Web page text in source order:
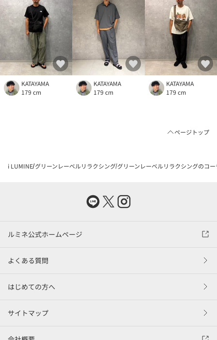
KATAYAMA
179 cm
KATAYAMA
179 cm
KATAYAMA
179 cm
ページトップ
i LUMINE グリーンレーベルリラクシング グリーンレーベルリラクシングのコ
ルミネ公式ホームページ
よくある質問
はじめての方へ
サイトマップ